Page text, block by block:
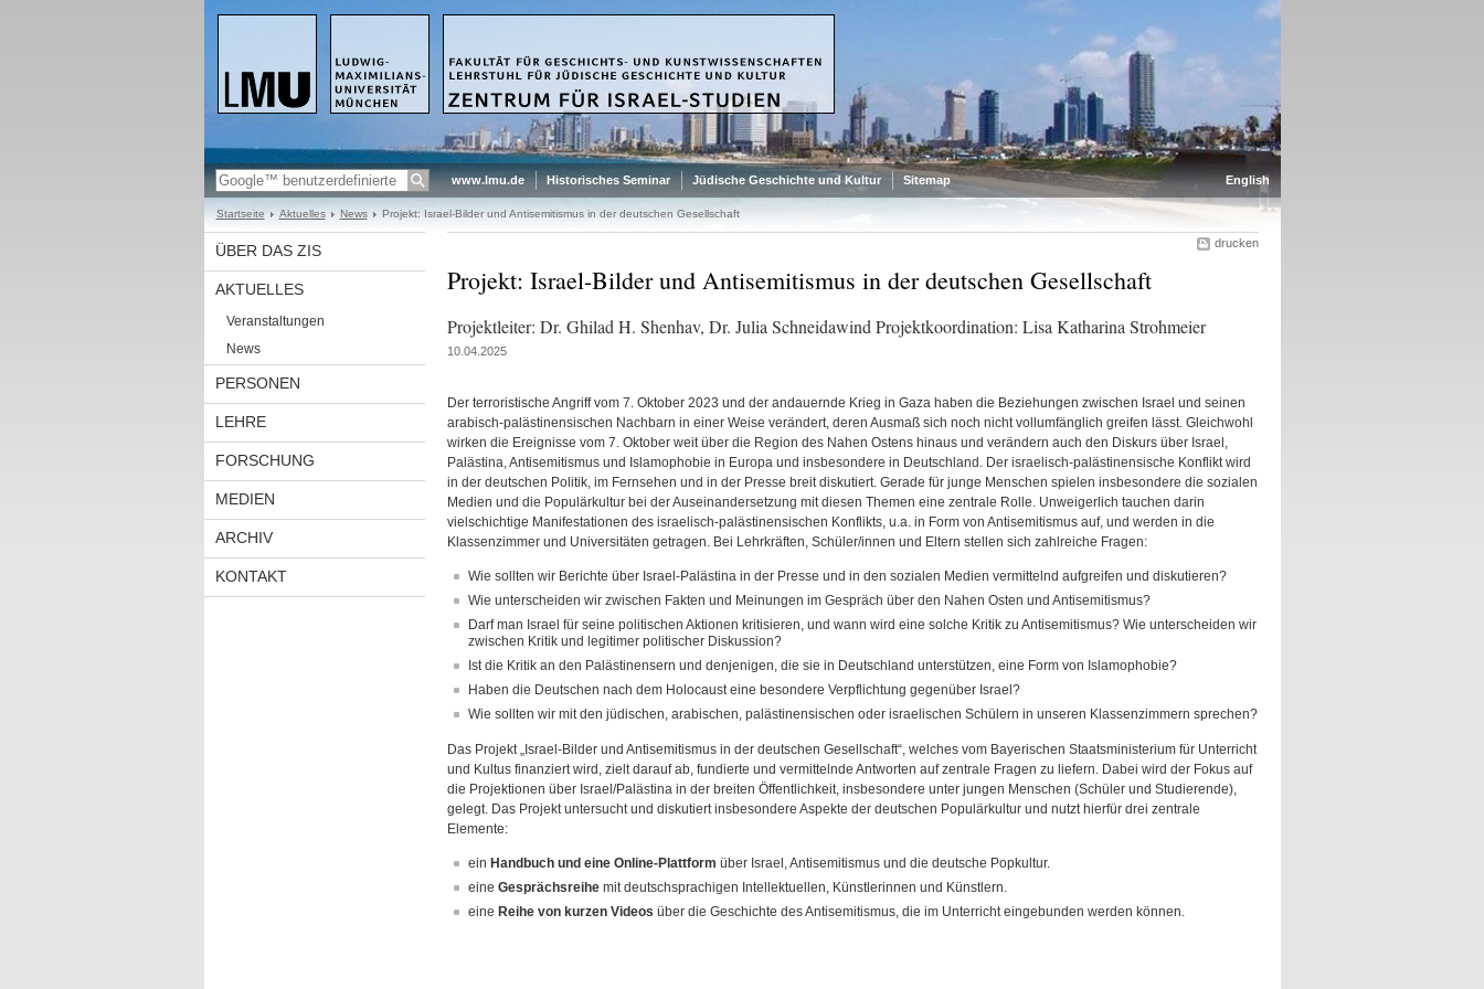
www.lmu.de Historisches Seminar Jüdische Geschichte und Kultur Sitemap English
Startseite Aktuelles News Projekt: Israel-Bilder und Antisemitismus in der deutschen Gesellschaft
ÜBER DAS ZIS
AKTUELLES
Veranstaltungen
News
PERSONEN
LEHRE
FORSCHUNG
MEDIEN
ARCHIV
KONTAKT
drucken
Projekt: Israel-Bilder und Antisemitismus in der deutschen Gesellschaft
Projektleiter: Dr. Ghilad H. Shenhav, Dr. Julia Schneidawind Projektkoordination: Lisa Katharina Strohmeier
10.04.2025
Der terroristische Angriff vom 7. Oktober 2023 und der andauernde Krieg in Gaza haben die Beziehungen zwischen Israel und seinen
arabisch-palästinensischen Nachbarn in einer Weise verändert, deren Ausmaß sich noch nicht vollumfänglich greifen lässt. Gleichwohl
wirken die Ereignisse vom 7. Oktober weit über die Region des Nahen Ostens hinaus und verändern auch den Diskurs über Israel,
Palästina, Antisemitismus und Islamophobie in Europa und insbesondere in Deutschland. Der israelisch-palästinensische Konflikt wird
in der deutschen Politik, im Fernsehen und in der Presse breit diskutiert. Gerade für junge Menschen spielen insbesondere die sozialen
Medien und die Populärkultur bei der Auseinandersetzung mit diesen Themen eine zentrale Rolle. Unweigerlich tauchen darin
vielschichtige Manifestationen des israelisch-palästinensischen Konflikts, u.a. in Form von Antisemitismus auf, und werden in die
Klassenzimmer und Universitäten getragen. Bei Lehrkräften, Schüler/innen und Eltern stellen sich zahlreiche Fragen:
Wie sollten wir Berichte über Israel-Palästina in der Presse und in den sozialen Medien vermittelnd aufgreifen und diskutieren?
Wie unterscheiden wir zwischen Fakten und Meinungen im Gespräch über den Nahen Osten und Antisemitismus?
Darf man Israel für seine politischen Aktionen kritisieren, und wann wird eine solche Kritik zu Antisemitismus? Wie unterscheiden wir
zwischen Kritik und legitimer politischer Diskussion?
Ist die Kritik an den Palästinensern und denjenigen, die sie in Deutschland unterstützen, eine Form von Islamophobie?
Haben die Deutschen nach dem Holocaust eine besondere Verpflichtung gegenüber Israel?
Wie sollten wir mit den jüdischen, arabischen, palästinensischen oder israelischen Schülern in unseren Klassenzimmern sprechen?
Das Projekt „Israel-Bilder und Antisemitismus in der deutschen Gesellschaft“, welches vom Bayerischen Staatsministerium für Unterricht
und Kultus finanziert wird, zielt darauf ab, fundierte und vermittelnde Antworten auf zentrale Fragen zu liefern. Dabei wird der Fokus auf
die Projektionen über Israel/Palästina in der breiten Öffentlichkeit, insbesondere unter jungen Menschen (Schüler und Studierende),
gelegt. Das Projekt untersucht und diskutiert insbesondere Aspekte der deutschen Populärkultur und nutzt hierfür drei zentrale
Elemente:
ein Handbuch und eine Online-Plattform über Israel, Antisemitismus und die deutsche Popkultur.
eine Gesprächsreihemit deutschsprachigen Intellektuellen, Künstlerinnen und Künstlern.
eine Reihe von kurzen Videos über die Geschichte des Antisemitismus, die im Unterricht eingebunden werden können.